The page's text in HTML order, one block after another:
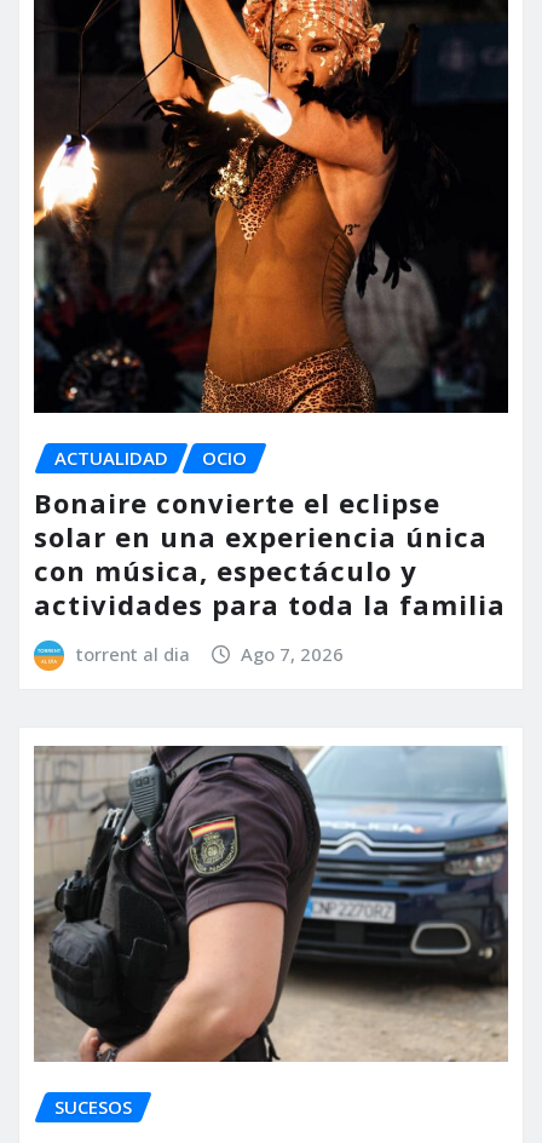
ACTUALIDAD OCIO
Bonaire convierte el eclipse
solar en una experiencia única
con música, espectáculo y
actividades para toda la familia
torrent al dia Ago 7, 2026
SUCESOS